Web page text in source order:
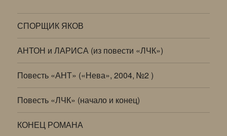
СПОРЩИК ЯКОВ
АНТОН и ЛАРИСА (из повести «ЛЧК»)
Повесть «АНТ» («Нева», 2004, №2 )
Повесть «ЛЧК» (начало и конец)
КОНЕЦ РОМАНА